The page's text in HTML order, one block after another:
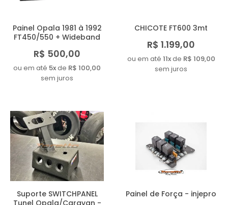
Painel Opala 1981 à 1992
FT450/550 + Wideband
R$ 500,00
ou em até 5xde R$ 100,00
sem juros
CHICOTE FT600 3mt
R$ 1.199,00
ou em até 11xde R$ 109,00
sem juros
Suporte SWITCHPANEL
Tunel Opala/Caravan -
Painel de Força - injepro